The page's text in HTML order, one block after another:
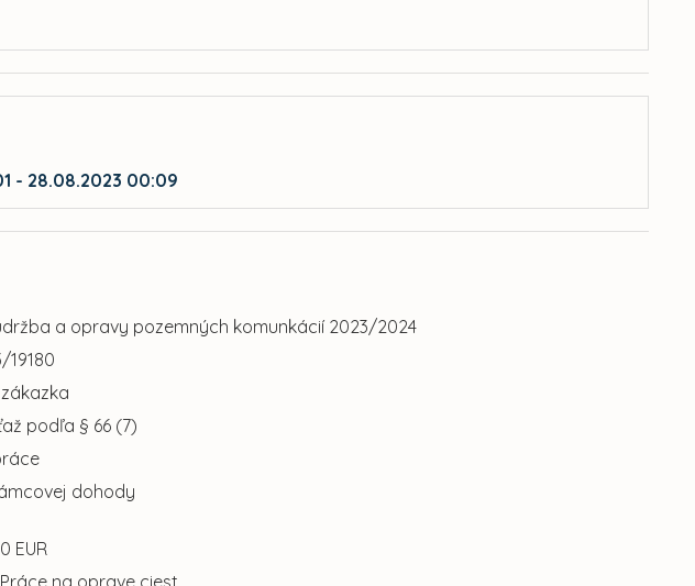
- 28.08.2023 00:09
a opravy pozemných komunkácií 2023/2024
podľa § 66 (7)
dohody
EUR
Práce na oprave ciest